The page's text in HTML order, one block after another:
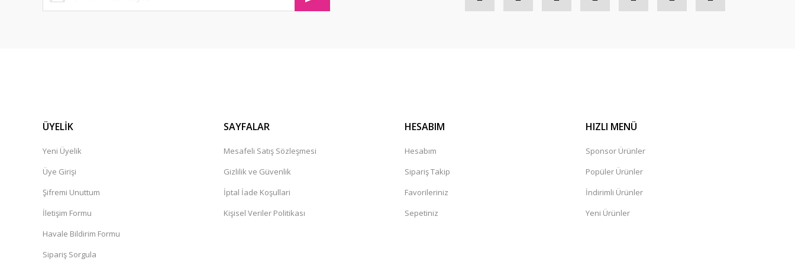
Güner Aydın | 19/10/2024
ÜYELİK
Yeni Üyelik
Üye Girişi
Şifremi Unuttum
İletişim Formu
Havale Bildirim Formu
Sipariş Sorgula
SAYFALAR
Mesafeli Satış Sözleşmesi
Gizlilik ve Güvenlik
İptal İade Koşullari
Kişisel Veriler Politikası
HESABIM
Hesabım
Sipariş Takip
Favorileriniz
Sepetiniz
HIZLI MENÜ
Sponsor Ürünler
Popüler Ürünler
İndirimli Ürünler
Yeni Ürünler